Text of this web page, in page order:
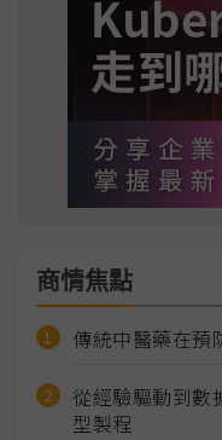
商情焦點
傳統中醫藥在預
從經驗驅動到數
型製程